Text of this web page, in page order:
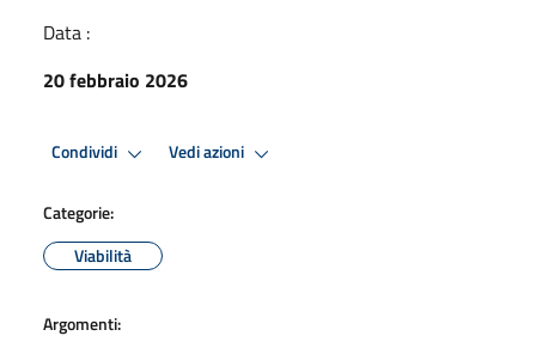
Data :
20 febbraio 2026
Condividi Vedi azioni
Categorie:
Viabilità
Argomenti: